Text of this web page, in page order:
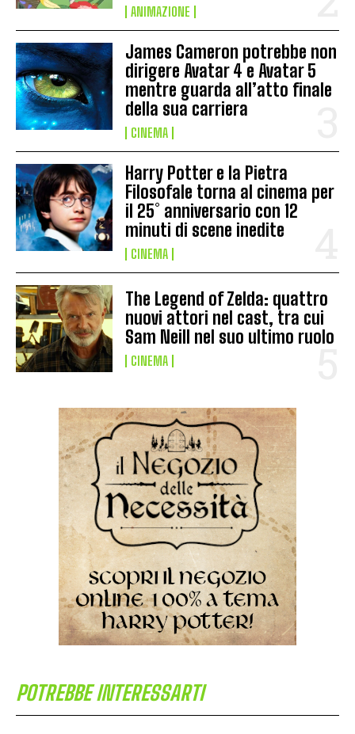
ANIMAZIONE
James Cameron potrebbe non
dirigere Avatar 4 e Avatar 5
mentre guarda all’atto finale
della sua carriera
CINEMA
Harry Potter e la Pietra
Filosofale torna al cinema per
il 25° anniversario con 12
minuti di scene inedite
CINEMA
The Legend of Zelda: quattro
nuovi attori nel cast, tra cui
Sam Neill nel suo ultimo ruolo
CINEMA
POTREBBE INTERESSARTI